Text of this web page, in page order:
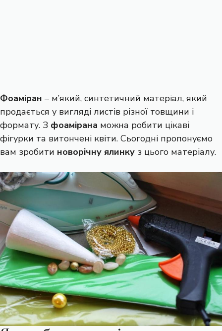
Фоаміран – м’який, синтетичний матеріал, який
продається у вигляді листів різної товщини і
формату. З фоамірана можна робити цікаві
фігурки та витончені квіти. Сьогодні пропонуємо
вам зробити новорічну ялинку з цього матеріалу.